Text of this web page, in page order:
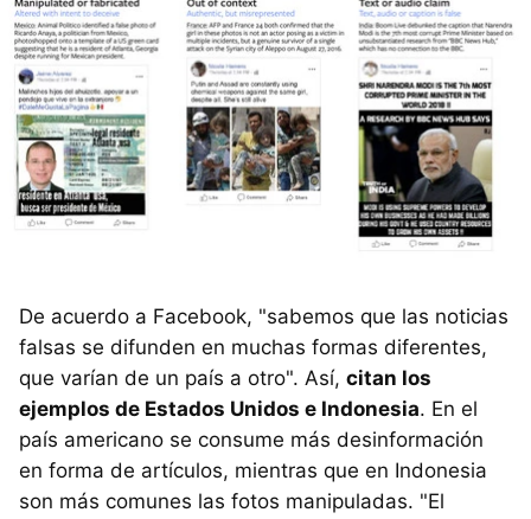
De acuerdo a Facebook, "sabemos que las noticias
falsas se difunden en muchas formas diferentes,
que varían de un país a otro". Así, citan los
ejemplos de Estados Unidos e Indonesia. En el
país americano se consume más desinformación
en forma de artículos, mientras que en Indonesia
son más comunes las fotos manipuladas. "El